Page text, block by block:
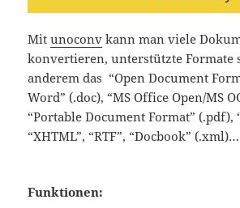
Mitunoconv kann man viele
konvertieren, unterstützte Formate
anderem das “Open Document
Word” (.doc), “MS Office Open/MS
“Portable Document Format” (.pdf),
“XHTML”, “RTF”, “Docbook” (.xml)…
Funktionen: